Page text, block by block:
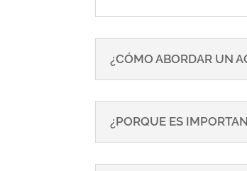
¿CÓMO ABORDAR UN
¿PORQUE ES